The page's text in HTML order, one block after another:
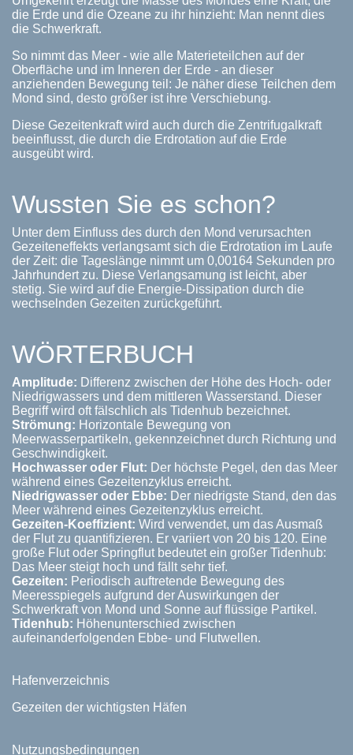
die Erde und die Ozeane zu ihr hinzieht: Man nennt dies
die Schwerkraft.
So nimmt das Meer - wie alle Materieteilchen auf der
Oberfläche und im Inneren der Erde - an dieser
anziehenden Bewegung teil: Je näher diese Teilchen dem
Mond sind, desto größer ist ihre Verschiebung.
Diese Gezeitenkraft wird auch durch die Zentrifugalkraft
beeinflusst, die durch die Erdrotation auf die Erde
ausgeübt wird.
Wussten Sie es schon?
Unter dem Einfluss des durch den Mond verursachten
Gezeiteneffekts verlangsamt sich die Erdrotation im Laufe
der Zeit: die Tageslänge nimmt um 0,00164 Sekunden pro
Jahrhundert zu. Diese Verlangsamung ist leicht, aber
stetig. Sie wird auf die Energie-Dissipation durch die
wechselnden Gezeiten zurückgeführt.
WÖRTERBUCH
Amplitude: Differenz zwischen der Höhe des Hoch- oder
Niedrigwassers und dem mittleren Wasserstand. Dieser
Begriff wird oft fälschlich als Tidenhub bezeichnet.
Strömung: Horizontale Bewegung von
Meerwasserpartikeln, gekennzeichnet durch Richtung und
Geschwindigkeit.
Hochwasser oder Flut: Der höchste Pegel, den das Meer
während eines Gezeitenzyklus erreicht.
Niedrigwasser oder Ebbe: Der niedrigste Stand, den das
Meer während eines Gezeitenzyklus erreicht.
Gezeiten-Koeffizient: Wird verwendet, um das Ausmaß
der Flut zu quantifizieren. Er variiert von 20 bis 120. Eine
große Flut oder Springflut bedeutet ein großer Tidenhub:
Das Meer steigt hoch und fällt sehr tief.
Gezeiten: Periodisch auftretende Bewegung des
Meeresspiegels aufgrund der Auswirkungen der
Schwerkraft von Mond und Sonne auf flüssige Partikel.
Tidenhub: Höhenunterschied zwischen
aufeinanderfolgenden Ebbe- und Flutwellen.
Hafenverzeichnis
Gezeiten der wichtigsten Häfen
Nutzungsbedingungen